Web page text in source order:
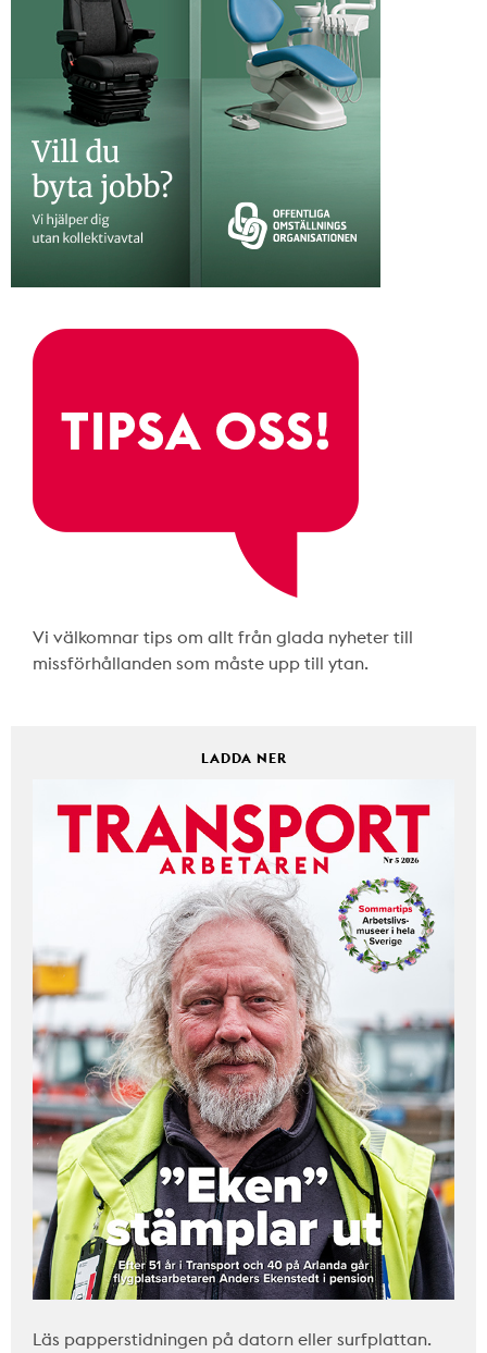
Vi välkomnar tips om allt från glada nyheter till
missförhållanden som måste upp till ytan.
LADDA NER
Läs papperstidningen på datorn eller surfplattan.